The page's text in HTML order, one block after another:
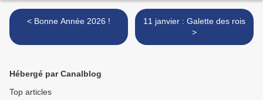
< Bonne Année 2026 !
11 janvier : Galette des rois
>
Hébergé par Canalblog
Top articles